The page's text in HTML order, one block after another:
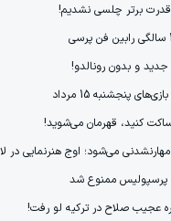
برتر چلسی نشدیم!
و بدون رونالدو!
پنجشنبه 15 مرداد
ساکت کنید، قهرمان می‌شوید!
می‌شود؛ اوج هنرنمایی در
پرسپولیس ممنوع شد
عجیب صلاح در ترکیه لو رفت!